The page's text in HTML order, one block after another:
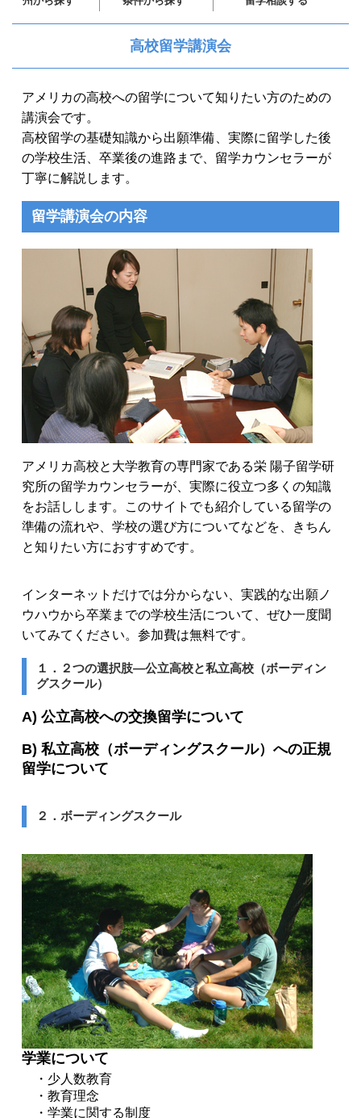
高校留学講演会
アメリカの高校への留学について知りたい方のための
講演会です。
高校留学の基礎知識から出願準備、実際に留学した後
の学校生活、卒業後の進路まで、留学カウンセラーが
丁寧に解説します。
留学講演会の内容
アメリカ高校と大学教育の専門家である栄 陽子留学研
究所の留学カウンセラーが、実際に役立つ多くの知識
をお話しします。このサイトでも紹介している留学の
準備の流れや、学校の選び方についてなどを、きちん
と知りたい方におすすめです。
インターネットだけでは分からない、実践的な出願ノ
ウハウから卒業までの学校生活について、ぜひ一度聞
いてみてください。参加費は無料です。
１．２つの選択肢―公立高校と私立高校（ボーディン
グスクール）
A) 公立高校への交換留学について
B) 私立高校（ボーディングスクール）への正規
留学について
２．ボーディングスクール
学業について
・少人数教育
・教育理念
・学業に関する制度